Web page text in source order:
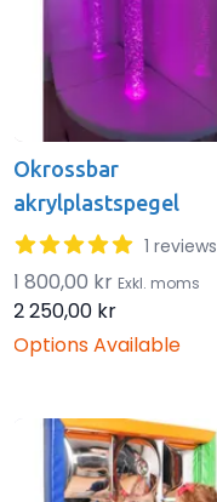
Okrossbar
akrylplastspegel
5 out of 5 stars1 reviews
1 800,00 kr Exkl. moms
2 250,00 kr
Options Available